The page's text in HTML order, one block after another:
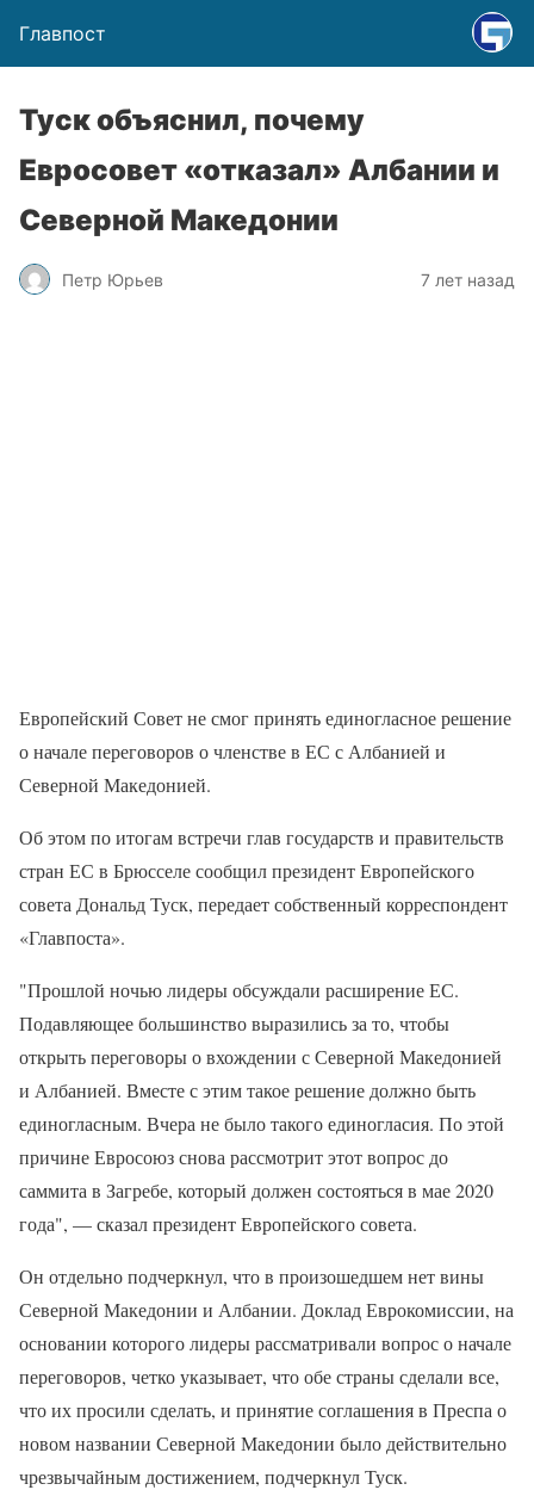
Главпост
Туск объяснил, почему
Евросовет «отказал» Албании и
Северной Македонии
Петр Юрьев 7 лет назад
Европейский Совет не смог принять единогласное решение
о начале переговоров о членстве в ЕС с Албанией и
Северной Македонией.
Об этом по итогам встречи глав государств и правительств
стран ЕС в Брюсселе сообщил президент Европейского
совета Дональд Туск, передает собственный корреспондент
«Главпоста».
"Прошлой ночью лидеры обсуждали расширение ЕС.
Подавляющее большинство выразились за то, чтобы
открыть переговоры о вхождении с Северной Македонией
и Албанией. Вместе с этим такое решение должно быть
единогласным. Вчера не было такого единогласия. По этой
причине Евросоюз снова рассмотрит этот вопрос до
саммита в Загребе, который должен состояться в мае 2020
года", — сказал президент Европейского совета.
Он отдельно подчеркнул, что в произошедшем нет вины
Северной Македонии и Албании. Доклад Еврокомиссии, на
основании которого лидеры рассматривали вопрос о начале
переговоров, четко указывает, что обе страны сделали все,
что их просили сделать, и принятие соглашения в Преспа о
новом названии Северной Македонии было действительно
чрезвычайным достижением, подчеркнул Туск.